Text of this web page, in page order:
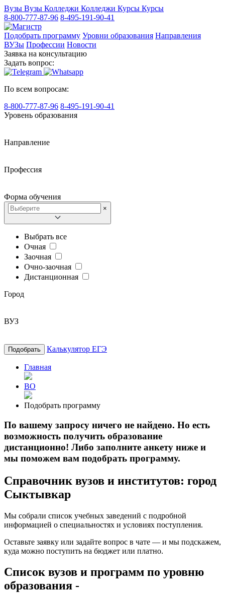
Вузы Вузы Колледжи Колледжи Курсы Курсы
8-800-777-87-96 8-495-191-90-41
Подобрать программу Уровни образования Направления
ВУЗы Профессии Новости
Заявка на консультацию
Задать вопрос:
По всем вопросам:
8-800-777-87-96 8-495-191-90-41
Уровень образования
Направление
Профессия
Форма обучения
×
Выбрать все
Очная
Заочная
Очно-заочная
Дистанционная
Город
ВУЗ
Подобрать Калькулятор ЕГЭ
Главная
ВО
Подобрать программу
По вашему запросу ничего не найдено. Но есть
возможность получить образование
дистанционно! Либо заполните анкету ниже и
мы поможем вам подобрать программу.
Справочник вузов и институтов: город
Сыктывкар
Мы собрали список учебных заведений с подробной
информацией о специальностях и условиях поступления.
Оставьте заявку или задайте вопрос в чате — и мы подскажем,
куда можно поступить на бюджет или платно.
Список вузов и программ по уровню
образования -